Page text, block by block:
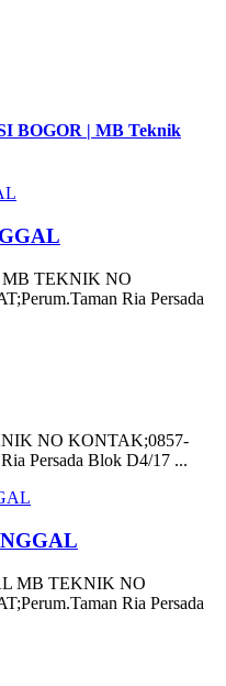
BOGOR | MB Teknik
TEKNIK NO
Ria Persada
NO KONTAK;0857-
Persada Blok D4/17 ...
MB TEKNIK NO
Ria Persada